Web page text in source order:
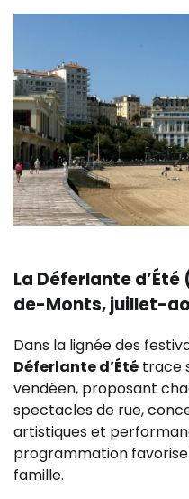
La Déferlante
de-Monts, juillet-
Dans la lignée des
Déferlante d’Été trace
vendéen, proposant
spectacles de rue,
artistiques et
programmation
famille.